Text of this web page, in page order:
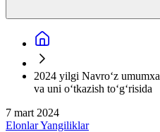
2024 yilgi Navro‘z
va uni o‘tkazish to‘g‘risida
7 mart 2024
ElonlarYangiliklar